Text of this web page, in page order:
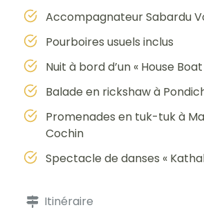
Itinéraire
Accompagnateur Sabardu
Pourboires usuels inclus
Nuit à bord d’un « House Boat
Balade en rickshaw à
Promenades en tuk-tuk à
Cochin
Spectacle de danses «